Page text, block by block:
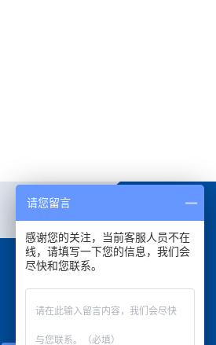
公司介绍
请您留言
感谢您的关注，当前客服人员不在
线，请填写一下您的信息，我们会
尽快和您联系。